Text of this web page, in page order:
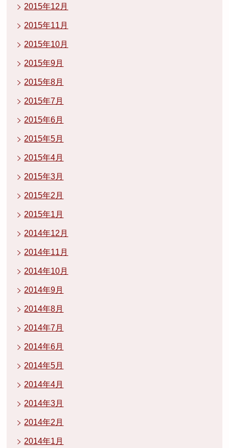
2015年12月
2015年11月
2015年10月
2015年9月
2015年8月
2015年7月
2015年6月
2015年5月
2015年4月
2015年3月
2015年2月
2015年1月
2014年12月
2014年11月
2014年10月
2014年9月
2014年8月
2014年7月
2014年6月
2014年5月
2014年4月
2014年3月
2014年2月
2014年1月